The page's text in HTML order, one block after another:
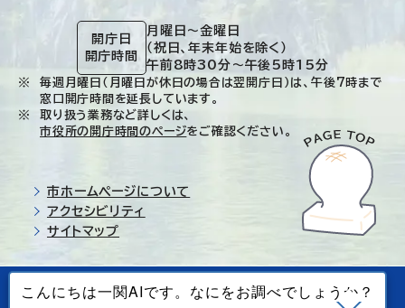
開庁日
開庁時間
月曜日～金曜日
（祝日、年末年始を除く）
午前8時30分～午後5時15分
毎週月曜日（月曜日が休日の場合は翌開庁日）は、午後7時まで
窓口開庁時間を延長しています。
取り扱う業務など詳しくは、
市役所の開庁時間のページをご確認ください。
市ホームページについて
アクセシビリティ
サイトマップ
© Ichinoseki-city. All rights reserved.